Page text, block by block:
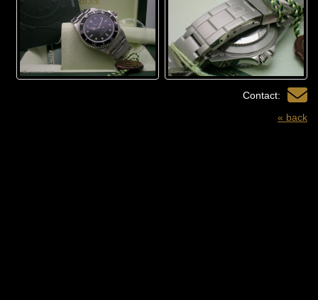
Contact:
« back